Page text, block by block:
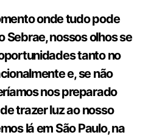
onde tudo pode
Sebrae, nossos olhos se
tanto no
e, se não
nos preparado
trazer luz ao nosso
lá em São Paulo, na